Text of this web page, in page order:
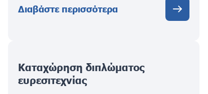
Διαβάστε περισσότερα
Καταχώρηση διπλώματος
ευρεσιτεχνίας